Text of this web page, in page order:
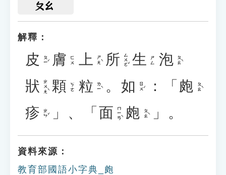
ㄆㄠ
解釋：
皮 ㄆㄧˊ 膚 ㄈㄨ 上 ㄕㄤˋ 所 ㄙㄨㄛˇ 生 ㄕㄥ 泡 ㄆㄠˋ
狀 ㄓㄨㄤˋ 顆 ㄎㄜ 粒 ㄌㄧˋ 。 如 ㄖㄨˊ ：「 皰 ㄆㄠˋ
疹 ㄓㄣˇ 」、「 面 ㄇㄧㄢˋ 皰 ㄆㄠˋ 」。
資料來源：
教育部國語小字典_皰